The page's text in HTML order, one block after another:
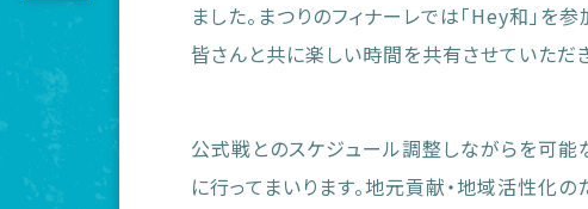
ました。まつりのフィナーレでは「Hey和」を
皆さんと共に楽しい時間を共有させていただ
公式戦とのスケジュール調整しながらを可能
に行ってまいります。地元貢献・地域活性化